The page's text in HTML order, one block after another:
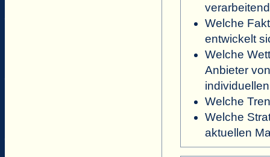
Welche
entwickelt
Welche
Anbieter
Welche
Welche
aktuellen